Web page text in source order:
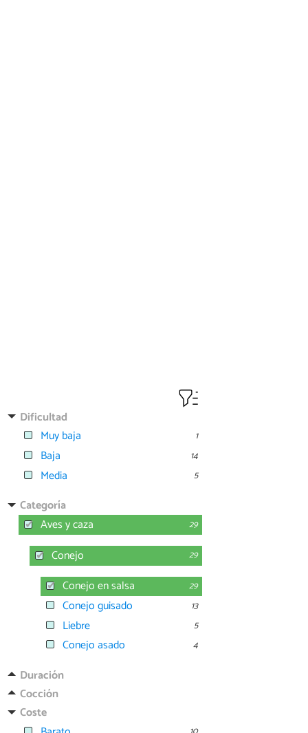
Dificultad
Muy baja
1
Baja 14
Media 5
Categoría
Aves y caza
29
Conejo 29
Conejo en salsa 29
Conejo guisado 13
Liebre 5
Conejo asado 4
Duración
Cocción
Coste